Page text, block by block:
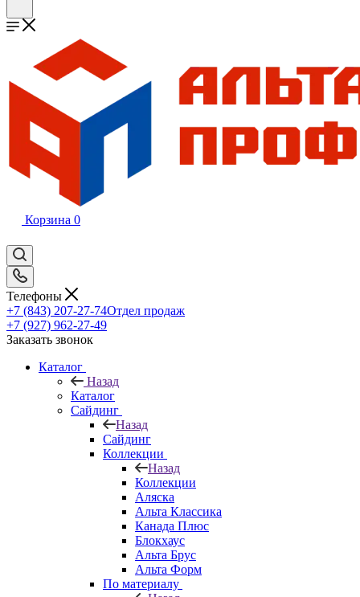
Корзина 0
Телефоны
+7 (843) 207-27-74Отдел продаж
+7 (927) 962-27-49
Заказать звонок
Каталог
Назад
Каталог
Сайдинг
Назад
Сайдинг
Коллекции
Назад
Коллекции
Аляска
Альта Классика
Канада Плюс
Блокхаус
Альта Брус
Альта Форм
По материалу